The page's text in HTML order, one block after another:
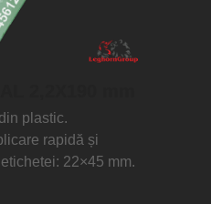
plastic.
rapidă și
22×45 mm.